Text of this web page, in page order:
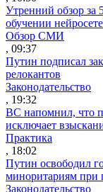
Утренний обзор за
обучении
Обзор СМИ
, 09:37
Путин подписал
релокантов
Законодательство
, 19:32
ВС напомнил, что
исключает
Практика
, 18:02
Путин освободил
миноритариям при
Законодательство